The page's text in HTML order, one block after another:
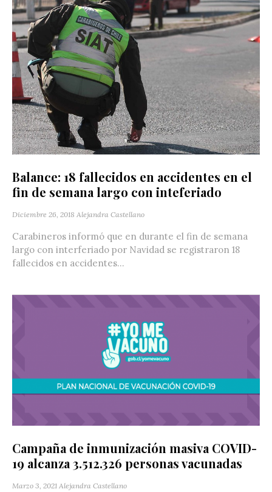
Balance: 18 fallecidos en accidentes en el
fin de semana largo con inteferiado
Diciembre 26, 2018 Alejandra Castellano
Carabineros informó que en durante el fin de semana
largo con interferiado por Navidad se registraron 18
fallecidos en accidentes...
Campaña de inmunización masiva COVID-
19 alcanza 3.512.326 personas vacunadas
Marzo 3, 2021 Alejandra Castellano